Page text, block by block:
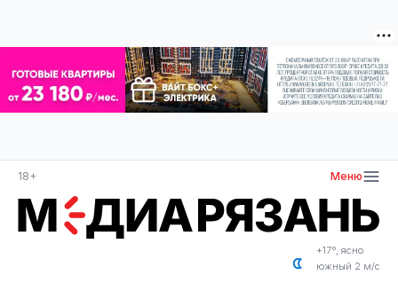
18+ Меню
+17°, ясно
южный 2 м/с